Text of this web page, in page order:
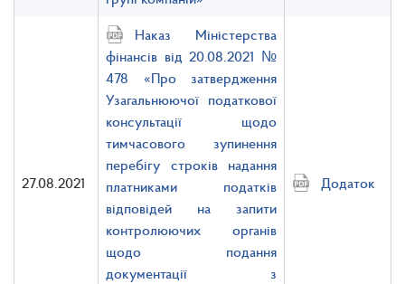
27.08.2021
Наказ Міністерства
фінансів від 20.08.2021 №
478 «Про затвердження
Узагальнюючої податкової
консультації щодо
тимчасового зупинення
перебігу строків надання
платниками податків
відповідей на запити
контролюючих органів
щодо подання
документації з
Додаток